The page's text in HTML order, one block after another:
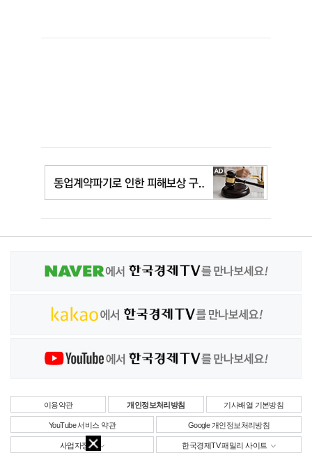
이용약관 개인정보처리방침 기사배열 기본방침
YouTube 서비스 약관 Google 개인정보처리방침
사업자정보 한국경제TV 패밀리 사이트